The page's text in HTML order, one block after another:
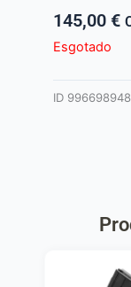
145,00 €
Esgotado
ID